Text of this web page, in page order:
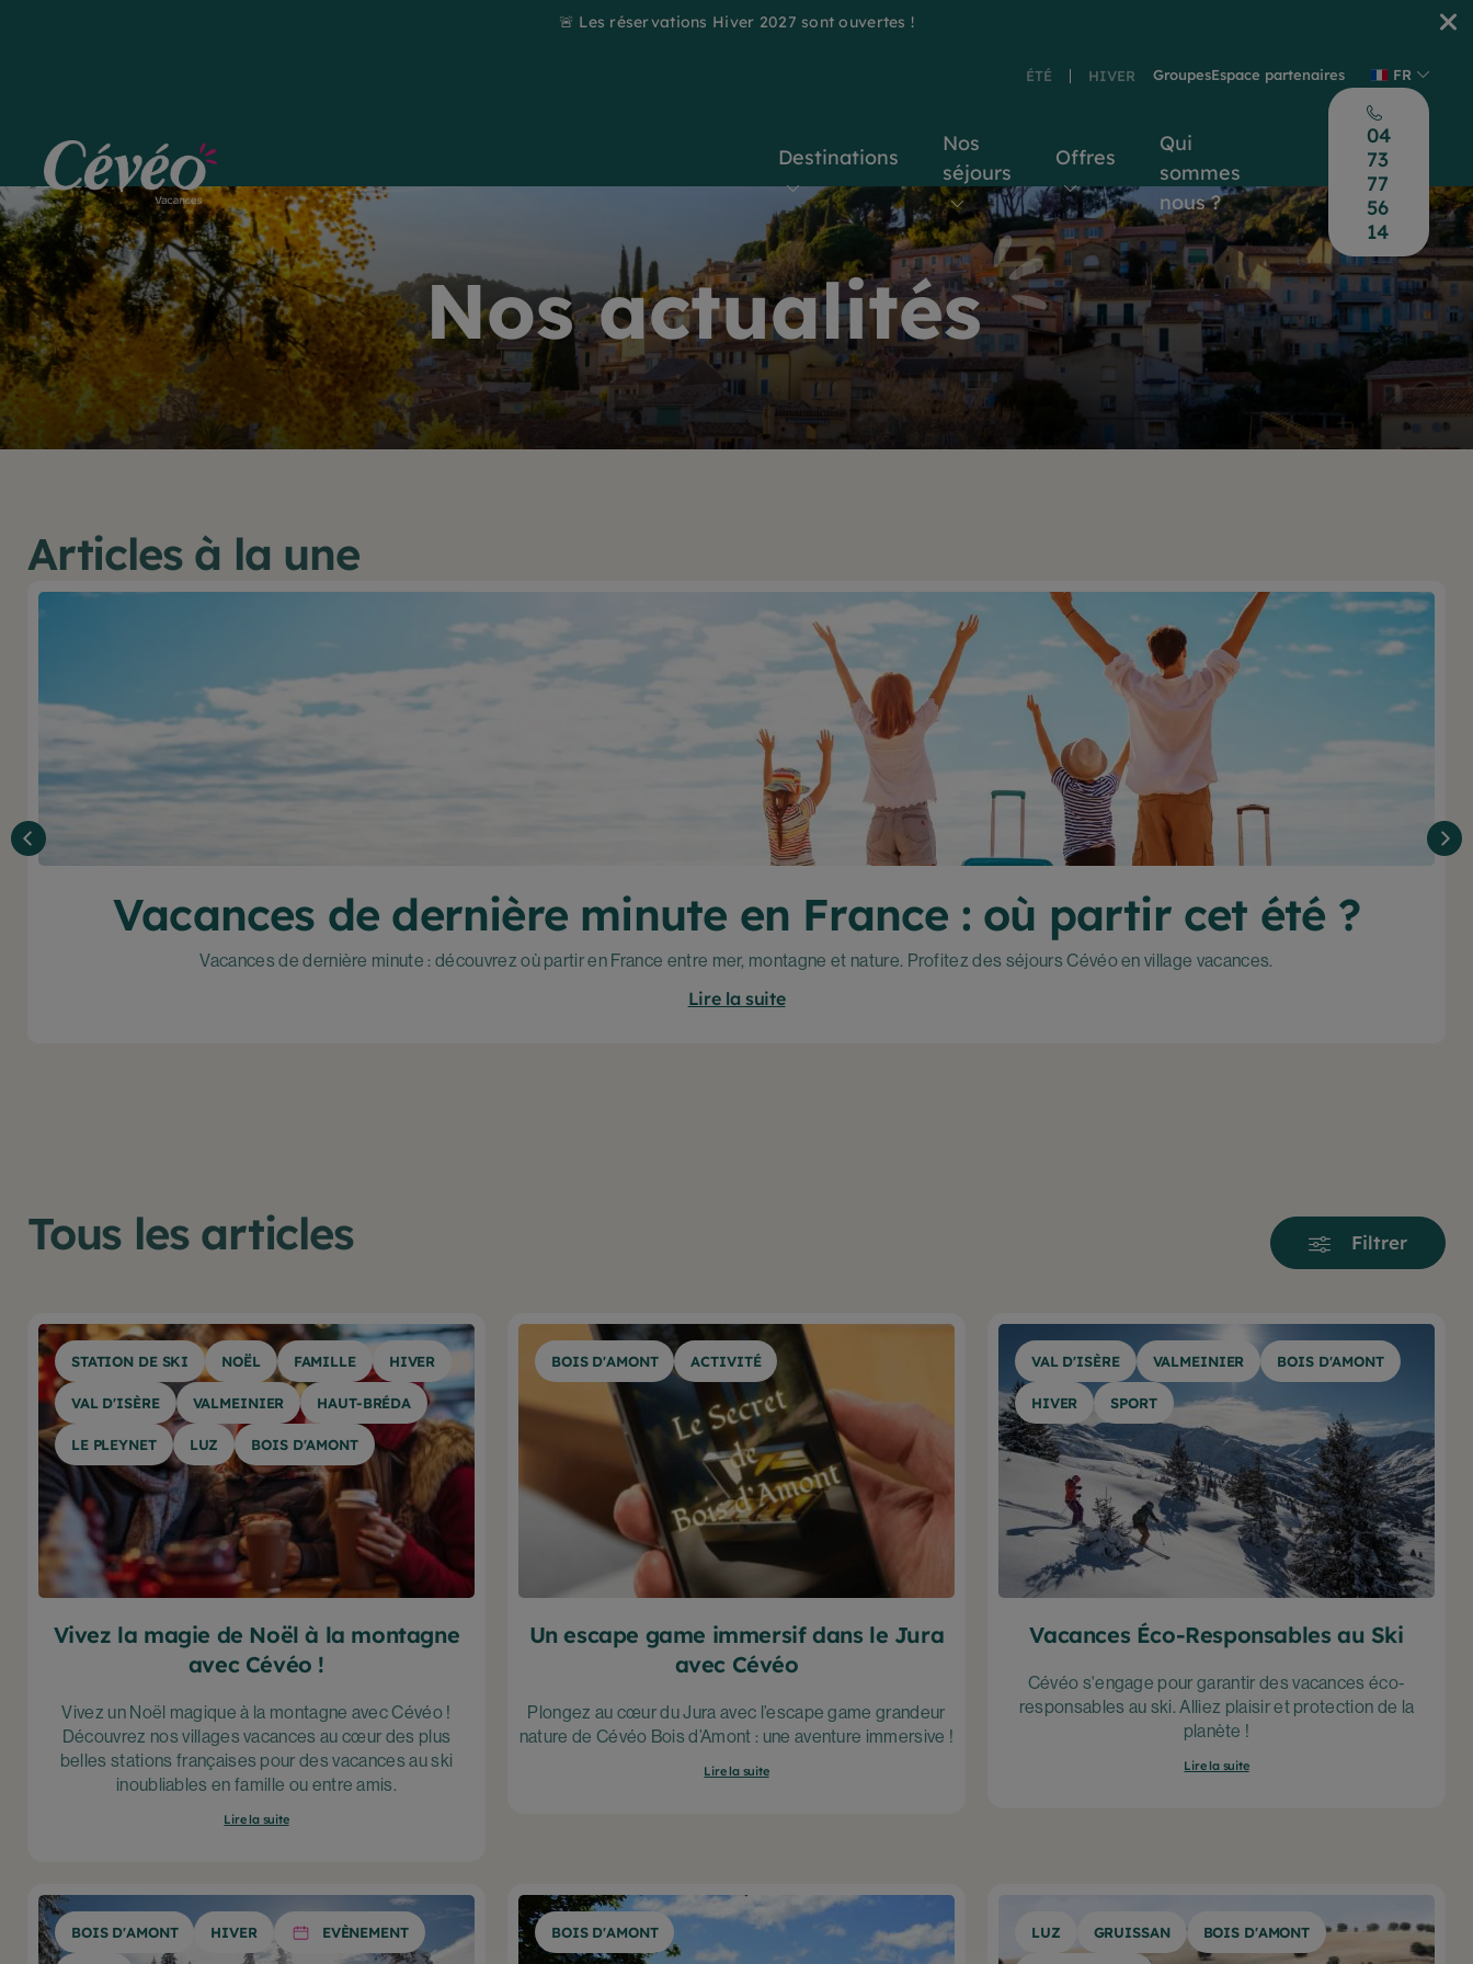
🚨 Les réservations Hiver 2027 sont ouvertes !
ÉTÉ HIVER GroupesEspace partenaires FR
Destinations
Nos
séjours
Offres
Qui
sommes
nous ?
04
73
77
56
14
Accueil Nos actualités
Nos actualités
Articles à la une
Vacances de dernière minute en France : où partir cet été ?
Vacances de dernière minute : découvrez où partir en France entre mer, montagne et nature. Profitez des séjours Cévéo en village vacances.
Lire la suite
Tous les articles Filtrer
STATION DE SKI NOËL FAMILLE HIVER
VAL D'ISÈRE VALMEINIER HAUT-BRÉDA
LE PLEYNET LUZ BOIS D'AMONT
Vivez la magie de Noël à la montagne
avec Cévéo !
Vivez un Noël magique à la montagne avec Cévéo !
Découvrez nos villages vacances au cœur des plus
belles stations françaises pour des vacances au ski
inoubliables en famille ou entre amis.
Lire la suite
BOIS D'AMONT ACTIVITÉ
Un escape game immersif dans le Jura
avec Cévéo
Plongez au cœur du Jura avec l’escape game grandeur
nature de Cévéo Bois d’Amont : une aventure immersive !
Lire la suite
VAL D'ISÈRE VALMEINIER BOIS D'AMONT
HIVER SPORT
Vacances Éco-Responsables au Ski
Cévéo s'engage pour garantir des vacances éco-
responsables au ski. Alliez plaisir et protection de la
planète !
Lire la suite
BOIS D'AMONT HIVER EVÈNEMENT BOIS D'AMONT LUZ GRUISSAN BOIS D'AMONT